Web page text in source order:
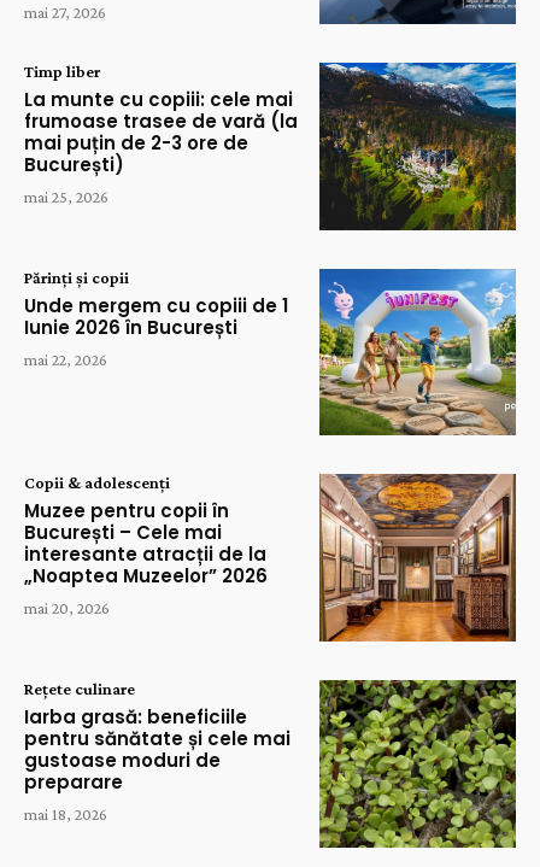
mai 27, 2026
Timp liber
La munte cu copiii: cele mai
frumoase trasee de vară (la
mai puțin de 2-3 ore de
București)
mai 25, 2026
Părinți și copii
Unde mergem cu copiii de 1
Iunie 2026 în București
mai 22, 2026
Copii & adolescenți
Muzee pentru copii în
București – Cele mai
interesante atracții de la
„Noaptea Muzeelor” 2026
mai 20, 2026
Rețete culinare
Iarba grasă: beneficiile
pentru sănătate și cele mai
gustoase moduri de
preparare
mai 18, 2026